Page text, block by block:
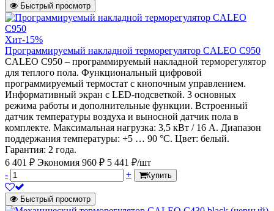
Быстрый просмотр
Хит-15%
Программируемый накладной терморегулятор CALEO C950
CALEO С950 – программируемый накладной терморегулятор
для теплого пола. Функциональный цифровой
программируемый термостат с кнопочным управлением.
Информативный экран с LED-подсветкой. 3 основных
режима работы и дополнительные функции. Встроенный
датчик температуры воздуха и выносной датчик пола в
комплекте. Максимальная нагрузка: 3,5 кВт / 16 А. Диапазон
поддержания температуры: +5 … 90 °С. Цвет: белый.
Гарантия: 2 года.
6 401 ₽ Экономия 960 ₽ 5 441 ₽/шт
-
+ Купить
Быстрый просмотр